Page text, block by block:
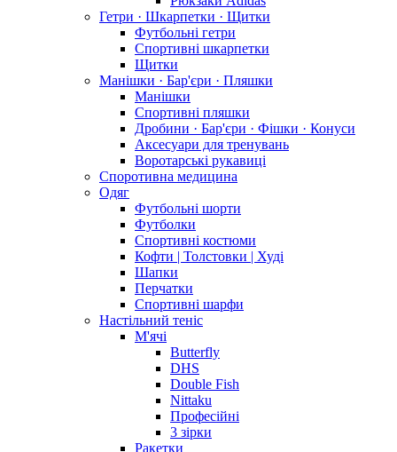
Гетри · Шкарпетки · Щитки
Футбольні гетри
Спортивні шкарпетки
Щитки
Манішки · Бар'єри · Пляшки
Манішки
Спортивні пляшки
Дробини · Бар'єри · Фішки · Конуси
Аксесуари для тренувань
Воротарські рукавиці
Споротивна медицина
Одяг
Футбольні шорти
Футболки
Спортивні костюми
Кофти | Толстовки | Худі
Шапки
Перчатки
Спортивні шарфи
Настільний теніс
М'ячі
Butterfly
DHS
Double Fish
Nittaku
Професійні
3 зірки
Ракетки